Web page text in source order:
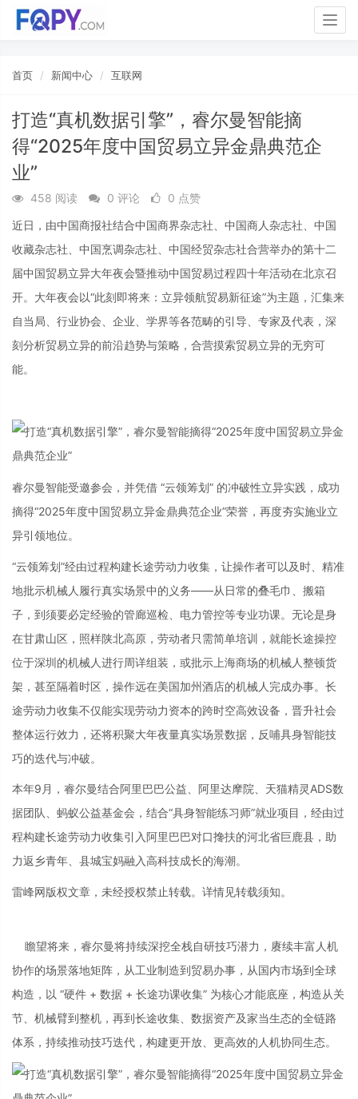
首页 新闻中心 互联网
打造“真机数据引擎”，睿尔曼智能摘
得“2025年度中国贸易立异金鼎典范企
业”
458 阅读 0 评论
0 点赞
近日，由中国商报社结合中国商界杂志社、中国商人杂志社、中国
收藏杂志社、中国烹调杂志社、中国经贸杂志社合营举办的第十二
届中国贸易立异大年夜会暨推动中国贸易过程四十年活动在北京召
开。大年夜会以“此刻即将来：立异领航贸易新征途”为主题，汇集来
自当局、行业协会、企业、学界等各范畴的引导、专家及代表，深
刻分析贸易立异的前沿趋势与策略，合营摸索贸易立异的无穷可
能。
睿尔曼智能受邀参会，并凭借 “云领筹划” 的冲破性立异实践，成功
摘得“2025年度中国贸易立异金鼎典范企业”荣誉，再度夯实施业立
异引领地位。
“云领筹划”经由过程构建长途劳动力收集，让操作者可以及时、精准
地批示机械人履行真实场景中的义务——从日常的叠毛巾、搬箱
子，到须要必定经验的管廊巡检、电力管控等专业功课。无论是身
在甘肃山区，照样陕北高原，劳动者只需简单培训，就能长途操控
位于深圳的机械人进行周详组装，或批示上海商场的机械人整顿货
架，甚至隔着时区，操作远在美国加州酒店的机械人完成办事。长
途劳动力收集不仅能实现劳动力资本的跨时空高效设备，晋升社会
整体运行效力，还将积聚大年夜量真实场景数据，反哺具身智能技
巧的迭代与冲破。
本年9月，睿尔曼结合阿里巴巴公益、阿里达摩院、天猫精灵ADS数
据团队、蚂蚁公益基金会，结合“具身智能练习师”就业项目，经由过
程构建长途劳动力收集引入阿里巴巴对口搀扶的河北省巨鹿县，助
力返乡青年、县城宝妈融入高科技成长的海潮。
雷峰网版权文章，未经授权禁止转载。详情见转载须知。
瞻望将来，睿尔曼将持续深挖全栈自研技巧潜力，赓续丰富人机
协作的场景落地矩阵，从工业制造到贸易办事，从国内市场到全球
构造，以 “硬件 + 数据 + 长途功课收集” 为核心才能底座，构造从关
节、机械臂到整机，再到长途收集、数据资产及家当生态的全链路
体系，持续推动技巧迭代，构建更开放、更高效的人机协同生态。